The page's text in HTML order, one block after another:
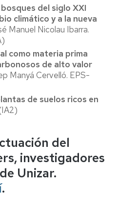
del siglo XXI
climático y a la nueva
Manuel Nicolau Ibarra.
como materia prima
de alto valor
Manyá Cervelló. EPS-
de suelos ricos en
del
investigadores
Unizar.
.